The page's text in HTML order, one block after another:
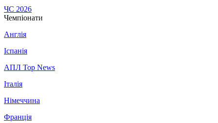
ЧС 2026
Чемпіонати
Англія
Іспанія
АПЛ Top News
Італія
Німеччина
Франція